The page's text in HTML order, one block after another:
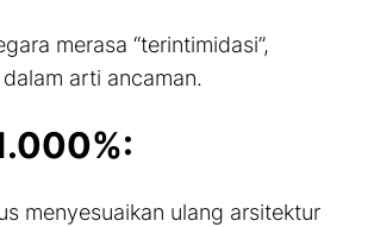
merasa “terintimidasi”,
arti ancaman.
menyesuaikan ulang arsitektur